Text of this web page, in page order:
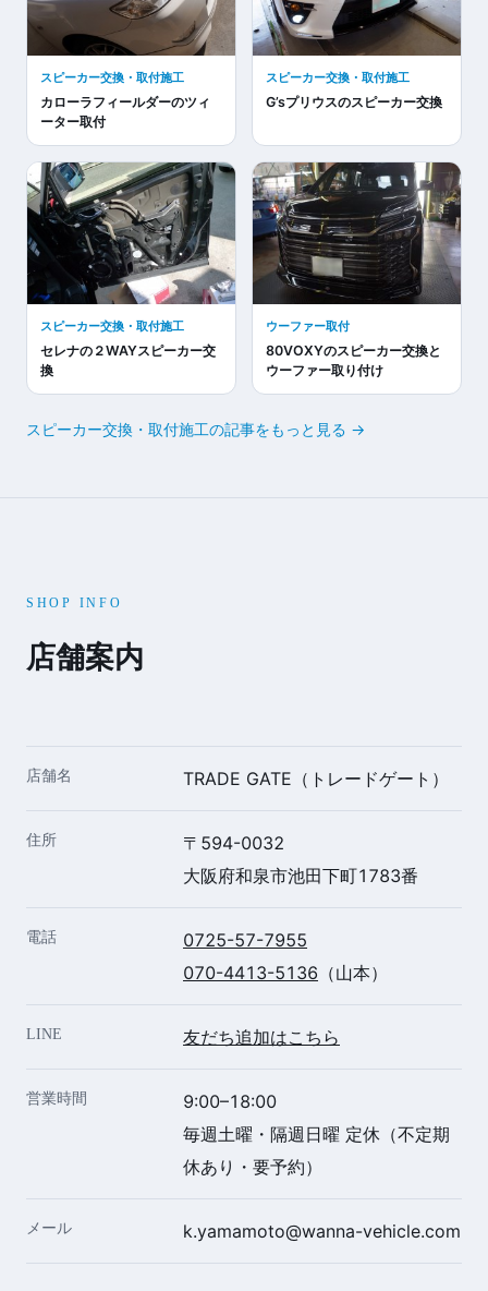
スピーカー交換・取付施工
カローラフィールダーのツィ
ーター取付
スピーカー交換・取付施工
G’sプリウスのスピーカー交換
スピーカー交換・取付施工
セレナの２WAYスピーカー交
換
ウーファー取付
80VOXYのスピーカー交換と
ウーファー取り付け
スピーカー交換・取付施工の記事をもっと見る →
SHOP INFO
店舗案内
店舗名 TRADE GATE（トレードゲート）
住所
〒594-0032
大阪府和泉市池田下町1783番
電話
0725-57-7955
070-4413-5136 （山本）
LINE 友だち追加はこちら
営業時間
9:00–18:00
毎週土曜・隔週日曜 定休（不定期
休あり・要予約）
メール k.yamamoto@wanna-vehicle.com